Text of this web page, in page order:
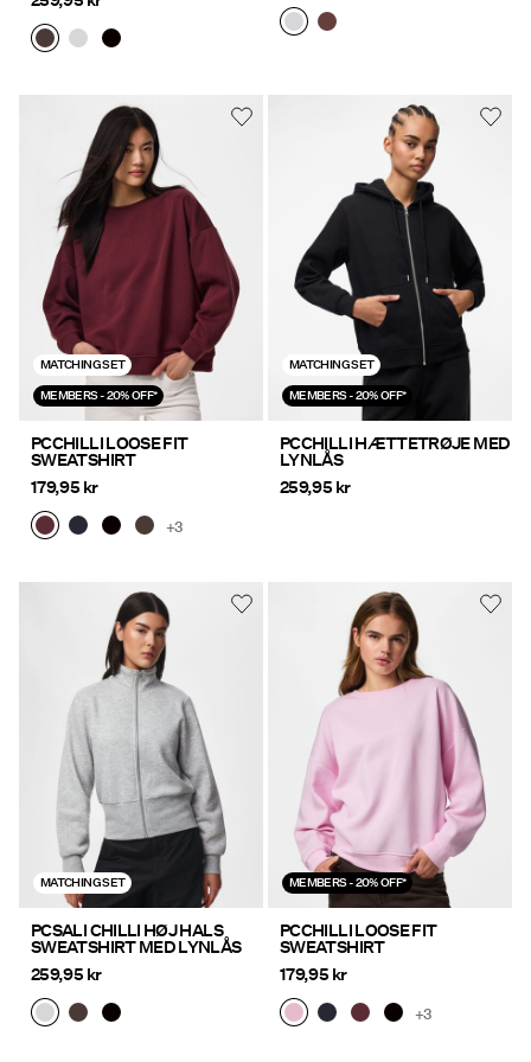
MATCHING SET
MEMBERS - 20% OFF*
PCCHILLI LOOSE FIT
SWEATSHIRT
179,95 kr
+3
MATCHING SET
MEMBERS - 20% OFF*
PCCHILLI HÆTTETRØJE MED
LYNLÅS
259,95 kr
MATCHING SET
PCSALI CHILLI HØJ HALS
SWEATSHIRT MED LYNLÅS
259,95 kr
MEMBERS - 20% OFF*
PCCHILLI LOOSE FIT
SWEATSHIRT
179,95 kr
+3